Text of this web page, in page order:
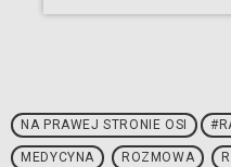
NA PRAWEJ STRONIE OSI
MEDYCYNA ROZMOWA